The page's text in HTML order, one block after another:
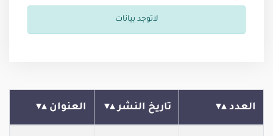
لاتوجد بيانات
العدد تاريخ النشر العنوان